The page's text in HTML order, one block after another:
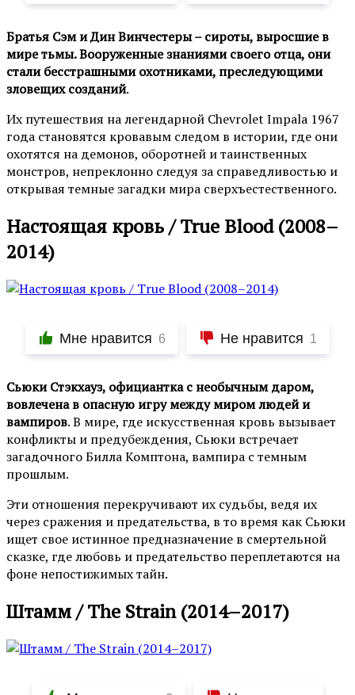
Братья Сэм и Дин Винчестеры – сироты, выросшие в
мире тьмы. Вооруженные знаниями своего отца, они
стали бесстрашными охотниками, преследующими
зловещих созданий.
Их путешествия на легендарной Chevrolet Impala 1967
года становятся кровавым следом в истории, где они
охотятся на демонов, оборотней и таинственных
монстров, непреклонно следуя за справедливостью и
открывая темные загадки мира сверхъестественного.
Настоящая кровь / True Blood (2008–
2014)
Мне нравится 6 Не нравится 1
Сьюки Стэкхауз, официантка с необычным даром,
вовлечена в опасную игру между миром людей и
вампиров. В мире, где искусственная кровь вызывает
конфликты и предубеждения, Сьюки встречает
загадочного Билла Комптона, вампира с темным
прошлым.
Эти отношения перекручивают их судьбы, ведя их
через сражения и предательства, в то время как Сьюки
ищет свое истинное предназначение в смертельной
сказке, где любовь и предательство переплетаются на
фоне непостижимых тайн.
Штамм / The Strain (2014–2017)